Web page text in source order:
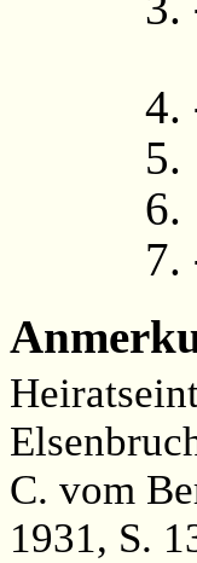
C. vom
1931, S.